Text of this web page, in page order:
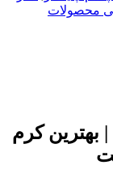
محصولات
بهترین کرم